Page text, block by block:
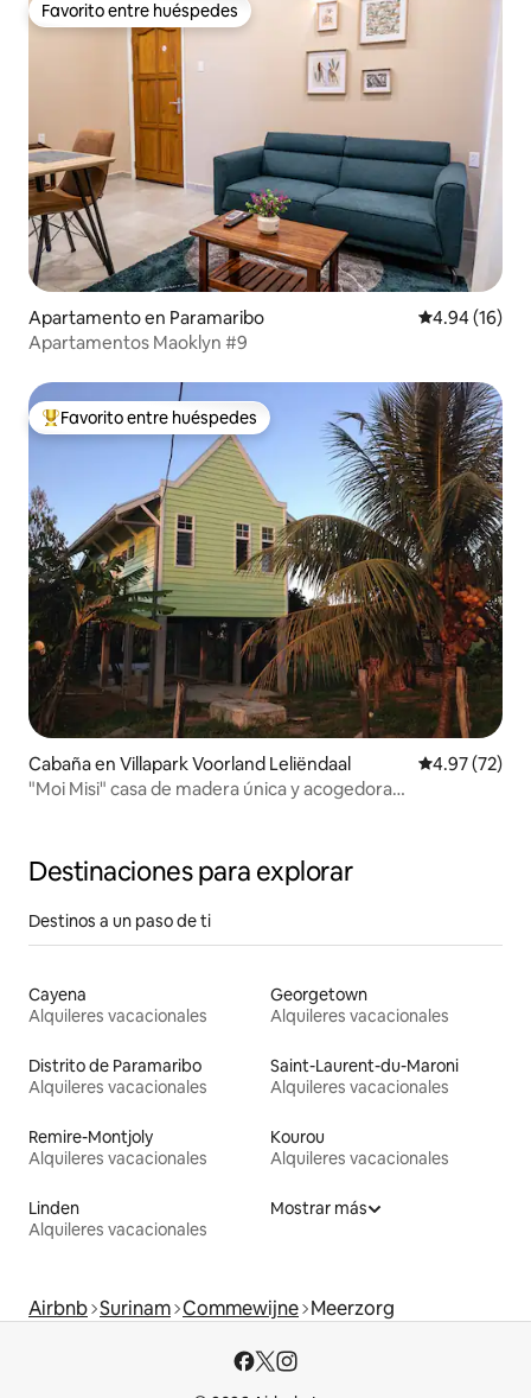
Favorito entre huéspedes
Favorito entre huéspedes
Apartamento en Paramaribo Calificación
4.94 (16)
Apartamentos Maoklyn #9
Favorito entre huéspedes preferido
Favorito entre huéspedes
Cabaña en Villapark Voorland Leliëndaal Calificación
4.97 (72)
"Moi Misi" casa de madera única y acogedora
Destinaciones para explorar
Destinos a un paso de ti
Cayena
Alquileres vacacionales
Georgetown
Alquileres vacacionales
Distrito de Paramaribo
Alquileres vacacionales
Saint-Laurent-du-Maroni
Alquileres vacacionales
Remire-Montjoly
Alquileres vacacionales
Kourou
Alquileres vacacionales
Linden
Alquileres vacacionales
Mostrar más
Airbnb Surinam Commewijne Meerzorg